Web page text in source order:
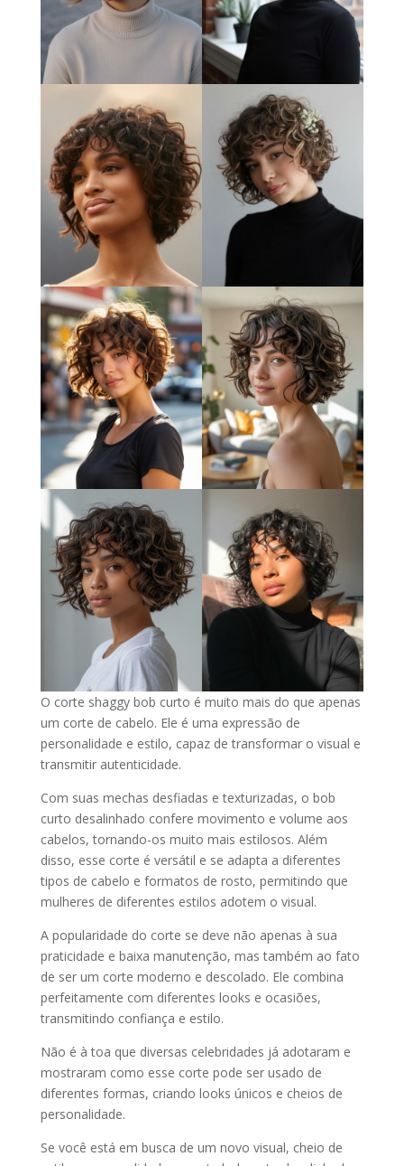
O corte shaggy bob curto é muito mais do que apenas
um corte de cabelo. Ele é uma expressão de
personalidade e estilo, capaz de transformar o visual e
transmitir autenticidade.
Com suas mechas desfiadas e texturizadas, o bob
curto desalinhado confere movimento e volume aos
cabelos, tornando-os muito mais estilosos. Além
disso, esse corte é versátil e se adapta a diferentes
tipos de cabelo e formatos de rosto, permitindo que
mulheres de diferentes estilos adotem o visual.
A popularidade do corte se deve não apenas à sua
praticidade e baixa manutenção, mas também ao fato
de ser um corte moderno e descolado. Ele combina
perfeitamente com diferentes looks e ocasiões,
transmitindo confiança e estilo.
Não é à toa que diversas celebridades já adotaram e
mostraram como esse corte pode ser usado de
diferentes formas, criando looks únicos e cheios de
personalidade.
Se você está em busca de um novo visual, cheio de